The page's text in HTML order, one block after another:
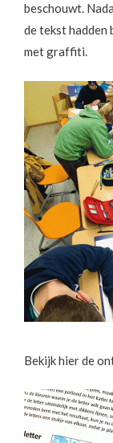
beschouwt.
de tekst hadden
met graffiti.
Bekijk hier de